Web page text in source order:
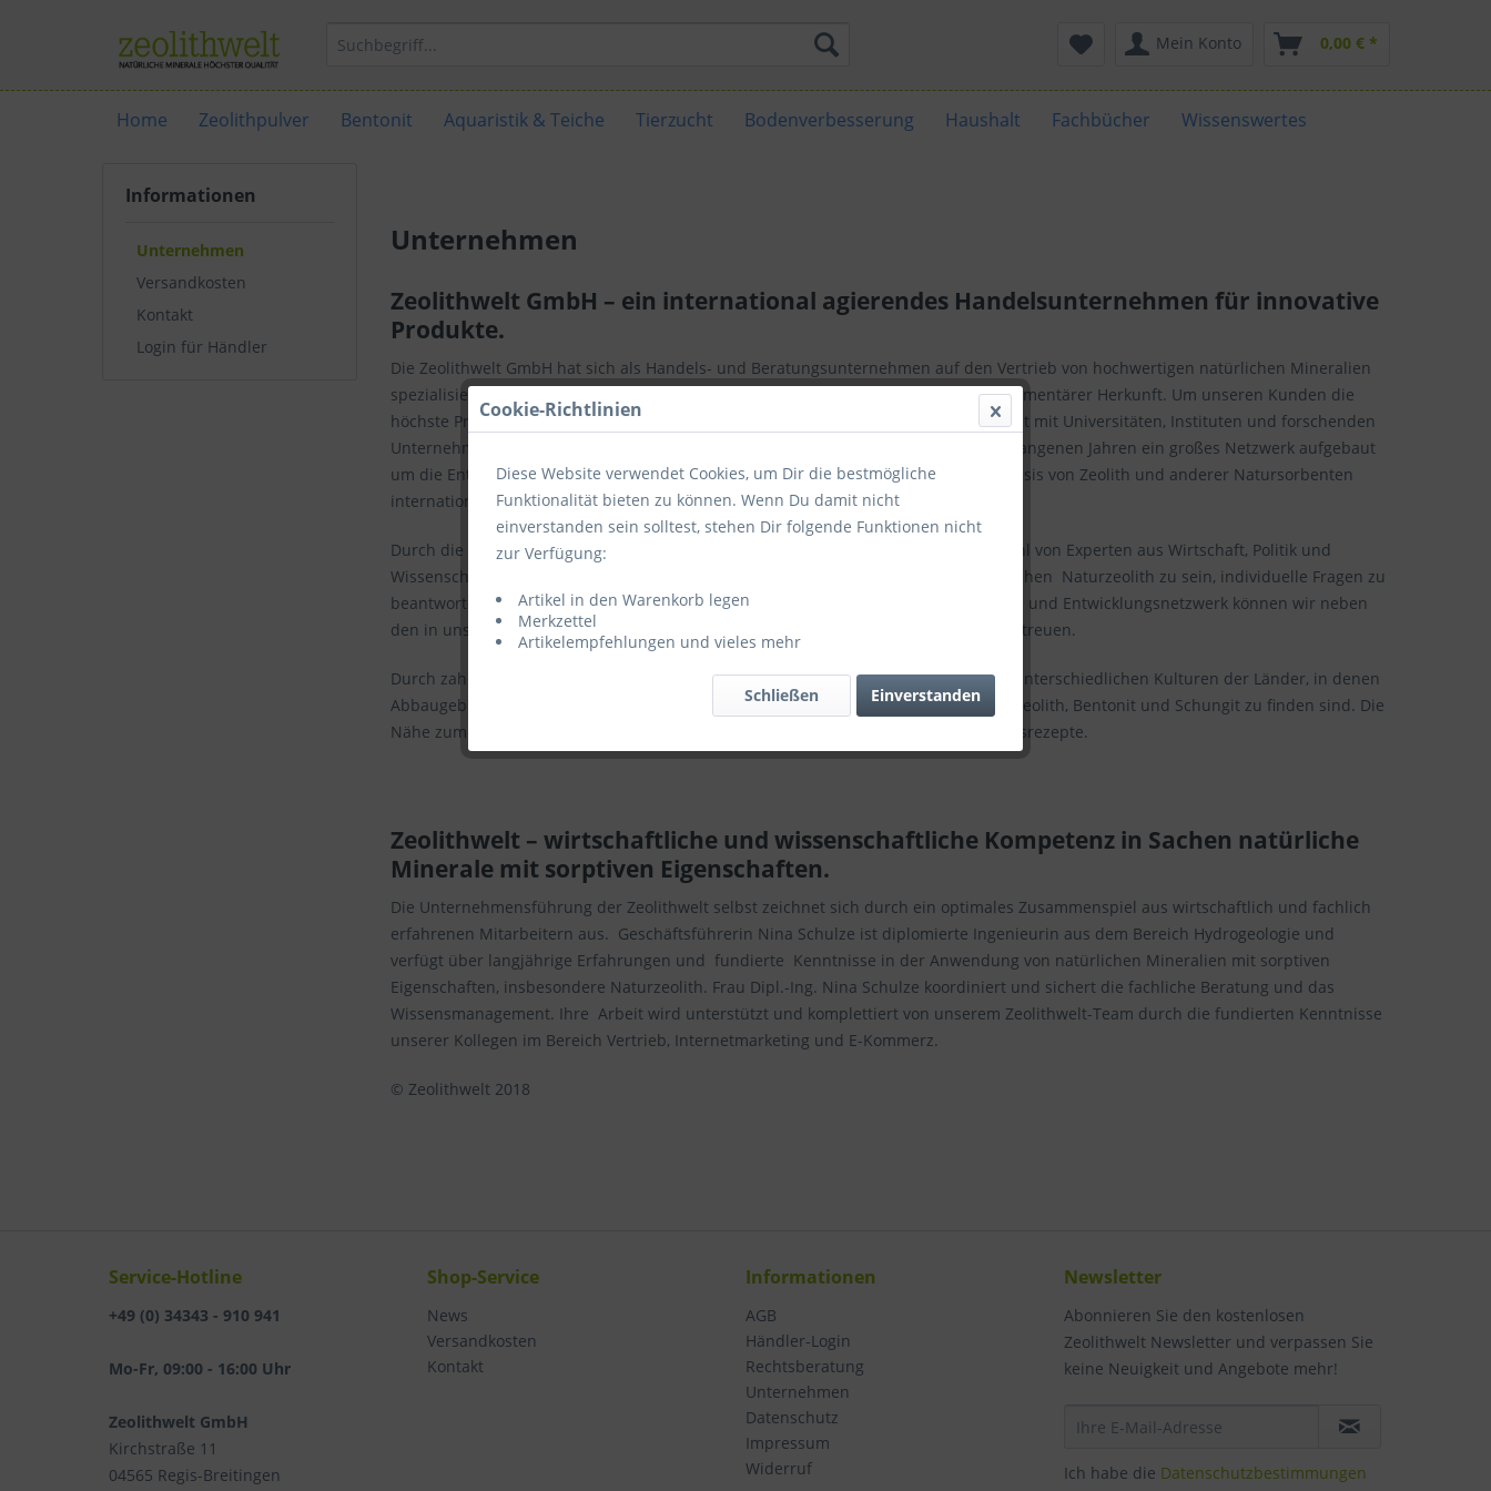
Mein Konto 0,00 € *
Home Zeolithpulver Bentonit Aquaristik & Teiche Tierzucht Bodenverbesserung Haushalt Fachbücher Wissenswertes
Informationen
Unternehmen
Versandkosten
Kontakt
Login für Händler
Unternehmen
Zeolithwelt GmbH – ein international agierendes Handelsunternehmen für innovative
Produkte.
Die Zeolithwelt GmbH hat sich als Handels- und Beratungsunternehmen auf den Vertrieb von hochwertigen natürlichen Mineralien
spezialisiert. Im Mittelpunkt steht das Mineral Zeolith (Klinoptilolith) vulkanisch-sedimentärer Herkunft. Um unseren Kunden die
höchste Produktqualität sowie die beste Beratung zu sichern, arbeitet die Zeolithwelt mit Universitäten, Instituten und forschenden
Unternehmen in Deutschland und international zusammen. Wir haben in den vergangenen Jahren ein großes Netzwerk aufgebaut
um die Entwicklung und Verbreitung innovativer Technologien und Produkten auf Basis von Zeolith und anderer Natursorbenten
international voran zu treiben.
Durch die weltweite Vernetzung der Zeolithwelt können wir jederzeit auf eine Vielzahl von Experten aus Wirtschaft, Politik und
Wissenschaft zurückgreifen, sei es um auf dem aktuellen Stand der Forschung in Sachen Naturzeolith zu sein, individuelle Fragen zu
beantworten oder besondere Kundenwünsche zu erfüllen. Mit unserem Forschungs- und Entwicklungsnetzwerk können wir neben
den in unserem Shop angebotenen Produkten auch individuelle Projekte optimal betreuen.
Durch zahlreiche Kooperationspartner verfügen wir über sehr gute Kenntnisse der unterschiedlichen Kulturen der Länder, in denen
Abbaugebiete für natürliche Mineralien in hochwertiger Qualität wie beispielweise Zeolith, Bentonit und Schungit zu finden sind. Die
Nähe zum Lieferanten ist neben dem hohen Qualitätsanspruch eines unserer Erfolgsrezepte.
Zeolithwelt – wirtschaftliche und wissenschaftliche Kompetenz in Sachen natürliche
Minerale mit sorptiven Eigenschaften.
Die Unternehmensführung der Zeolithwelt selbst zeichnet sich durch ein optimales Zusammenspiel aus wirtschaftlich und fachlich
erfahrenen Mitarbeitern aus. Geschäftsführerin Nina Schulze ist diplomierte Ingenieurin aus dem Bereich Hydrogeologie und
verfügt über langjährige Erfahrungen und fundierte Kenntnisse in der Anwendung von natürlichen Mineralien mit sorptiven
Eigenschaften, insbesondere Naturzeolith. Frau Dipl.-Ing. Nina Schulze koordiniert und sichert die fachliche Beratung und das
Wissensmanagement. Ihre Arbeit wird unterstützt und komplettiert von unserem Zeolithwelt-Team durch die fundierten Kenntnisse
unserer Kollegen im Bereich Vertrieb, Internetmarketing und E-Kommerz.
© Zeolithwelt 2018
Service-Hotline
+49 (0) 34343 - 910 941
Mo-Fr, 09:00 - 16:00 Uhr
Zeolithwelt GmbH
Kirchstraße 11
04565 Regis-Breitingen
Shop-Service
News
Versandkosten
Kontakt
Informationen
AGB
Händler-Login
Rechtsberatung
Unternehmen
Datenschutz
Impressum
Widerruf
Newsletter
Abonnieren Sie den kostenlosen
Zeolithwelt Newsletter und verpassen Sie
keine Neuigkeit und Angebote mehr!
Ich habe die Datenschutzbestimmungen
Cookie-Richtlinien
Diese Website verwendet Cookies, um Dir die bestmögliche
Funktionalität bieten zu können. Wenn Du damit nicht
einverstanden sein solltest, stehen Dir folgende Funktionen nicht
zur Verfügung:
Artikel in den Warenkorb legen
Merkzettel
Artikelempfehlungen und vieles mehr
Einverstanden
Schließen